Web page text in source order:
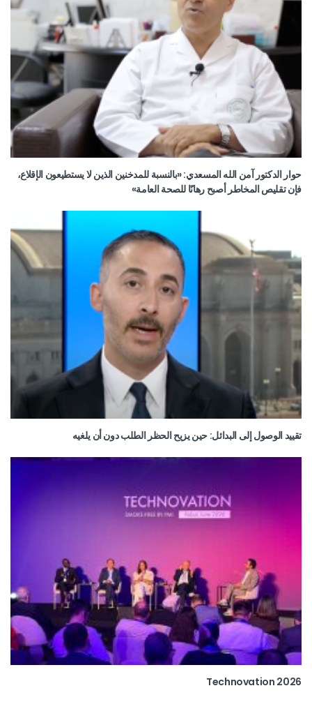
حوار الدكتور آمن الله المسعدي: «بالنسبة للمدخنين الذين لا يستطيعون الإقلاع،
فإن تقليص المخاطر أصبح رهانًا للصحة العامة»
تقييد الوصول إلى البدائل: حين يزيح الحظر الطلب دون أن يلغيه
Technovation 2026